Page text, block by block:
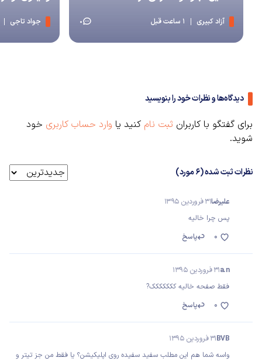
آزاد کبیری 1 ساعت قبل 0 جواد تاجی
دیدگاه‌ها و نظرات خود را بنویسید
برای گفتگو با کاربران ثبت نام کنید یا وارد حساب کاربری خود
شوید.
نظرات ثبت شده (6 مورد)
علیرضا31 فروردین 1395
پس چرا خالیه
پاسخ
0
a.n31 فروردین 1395
فقط صفحه خالیه ککککککک?
پاسخ
0
BVB31 فروردین 1395
واسه شما هم این مطلب سفید سفیده روی اپلیکیشن؟ یا فقط من جز تیتر و